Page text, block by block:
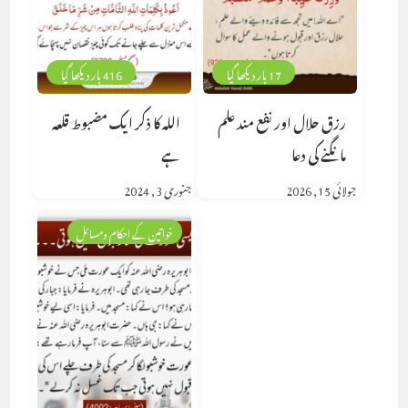
416 بار دیکھا گیا
اللہ کا ذکر ایک مضبوط قلعہ
ہے
جنوری 3, 2024
17 بار دیکھا گیا
رزق حلال اور نفع مند علم
مانگنے کی دعا
جولائی 15, 2026
خواتین کے احکام ومسائل